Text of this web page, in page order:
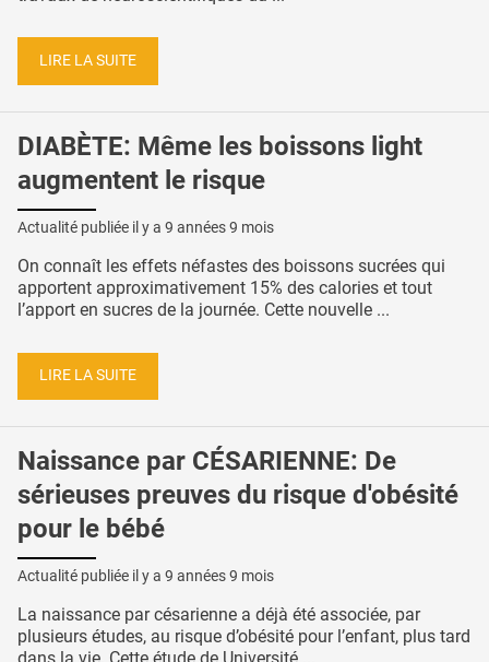
LIRE LA SUITE
DIABÈTE: Même les boissons light
augmentent le risque
Actualité publiée il y a 9 années 9 mois
On connaît les effets néfastes des boissons sucrées qui
apportent approximativement 15% des calories et tout
l’apport en sucres de la journée. Cette nouvelle ...
LIRE LA SUITE
Naissance par CÉSARIENNE: De
sérieuses preuves du risque d'obésité
pour le bébé
Actualité publiée il y a 9 années 9 mois
La naissance par césarienne a déjà été associée, par
plusieurs études, au risque d’obésité pour l’enfant, plus tard